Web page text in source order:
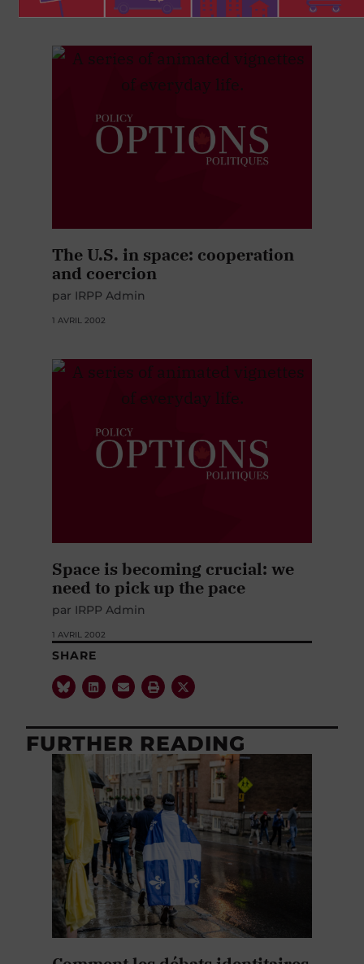
1 AVRIL 2002
The U.S. in space: cooperation
and coercion
par IRPP Admin
1 AVRIL 2002
Space is becoming crucial: we
need to pick up the pace
par IRPP Admin
1 AVRIL 2002
SHARE
FURTHER READING